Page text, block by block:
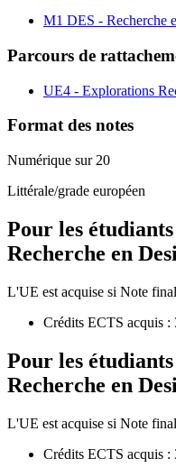
M1 DES - Recherche
Parcours de
UE4 - Explorations
Format des notes
Numérique sur 20
Littérale/grade européen
Pour les
Recherche en
L'UE est acquise si Note
Crédits ECTS acquis :
Pour les
Recherche en
L'UE est acquise si Note
Crédits ECTS acquis :